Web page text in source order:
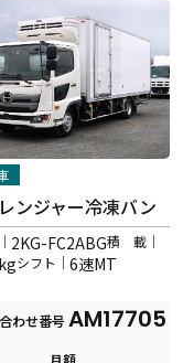
ンジャー冷凍バン
2KG-FC2ABG積 載｜
シフト｜6速MT
わせ番号 AM17705
月額